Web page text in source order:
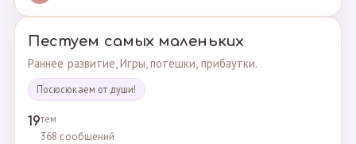
Пестуем самых маленьких
Раннее развитие, Игры, потешки, прибаутки.
Посюсюкаем от души!
19тем
368 сообщений